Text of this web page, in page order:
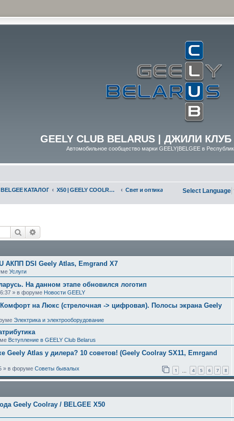
GEELY CLUB BELARUS | ДЖИЛИ
Автомобильное сообщество марки GEELY|BELGEE в
BELGEE КАТАЛОГ X50 | GEELY COOLRAY (SX11) Свет и оптика Select Language
Поиск
АКПП DSI Geely Atlas, Emgrand X7
Услуги
На данном этапе обновился логотип
» в форуме Новости GEELY
на Люкс (стрелочная -> цифровая). Полосы экрана Geely
Электрика и электрооборудование
Вступление в GEELY Club Belarus
Geely Atlas у дилера? 10 советов! (Geely Coolray SX11, Emrgand
» в форуме Советы бывалых 1 4 5 6 7 8
Geely Coolray / BELGEE X50